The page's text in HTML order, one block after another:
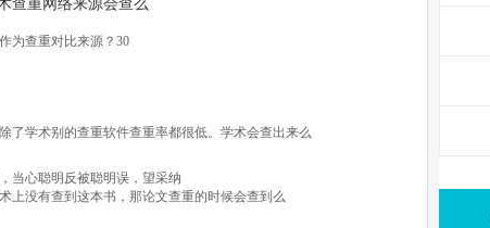
为查重对比来源？30
了学术别的查重软件查重率都很低。学术会查出来么
当心聪明反被聪明误，望采纳
上没有查到这本书，那论文查重的时候会查到么